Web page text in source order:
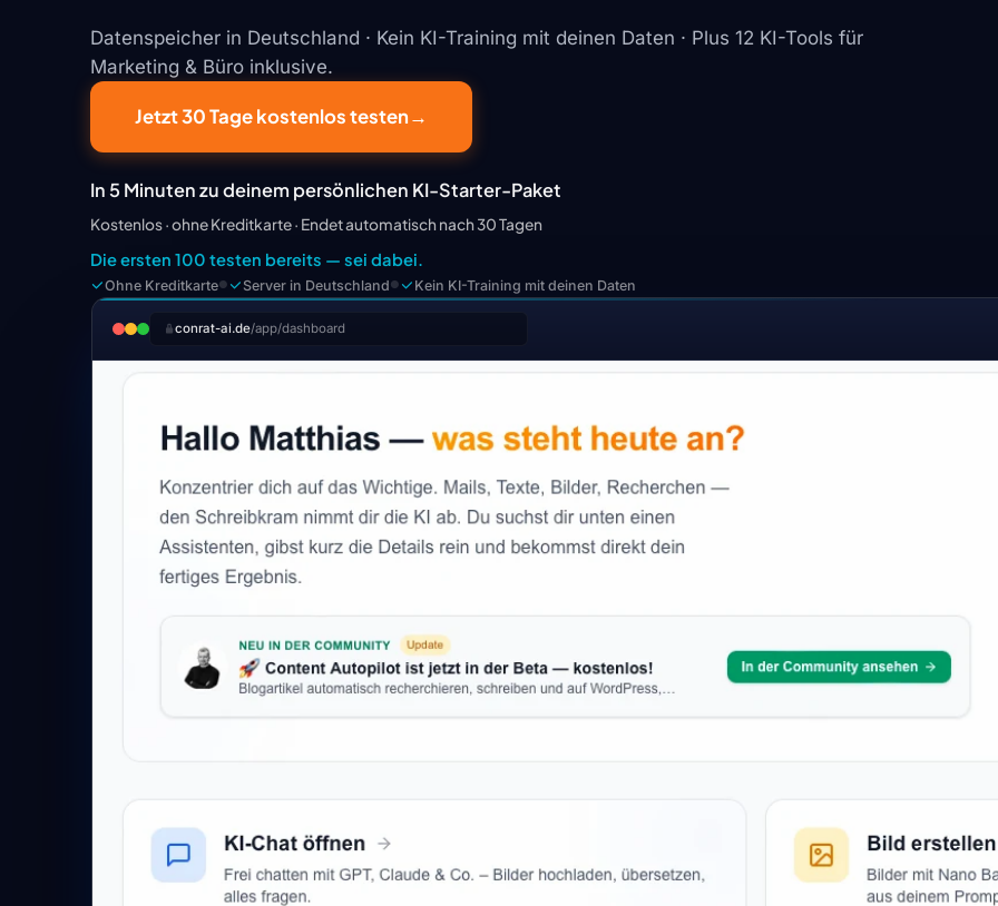
Datenspeicher in Deutschland · Kein KI-Training mit deinen Daten · Plus 12 KI-Tools für
Marketing & Büro inklusive.
Jetzt 30 Tage kostenlos testen→
In 5 Minuten zu deinem persönlichen KI-Starter-Paket
Kostenlos · ohne Kreditkarte · Endet automatisch nach 30 Tagen
Die ersten 100 testen bereits — sei dabei.
Ohne Kreditkarte● Server in Deutschland● Kein KI-Training mit deinen Daten
conrat-ai.de/app/dashboard